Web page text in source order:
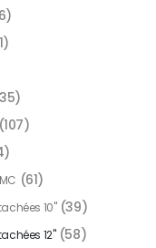
(107)
(61)
10" (39)
12" (58)